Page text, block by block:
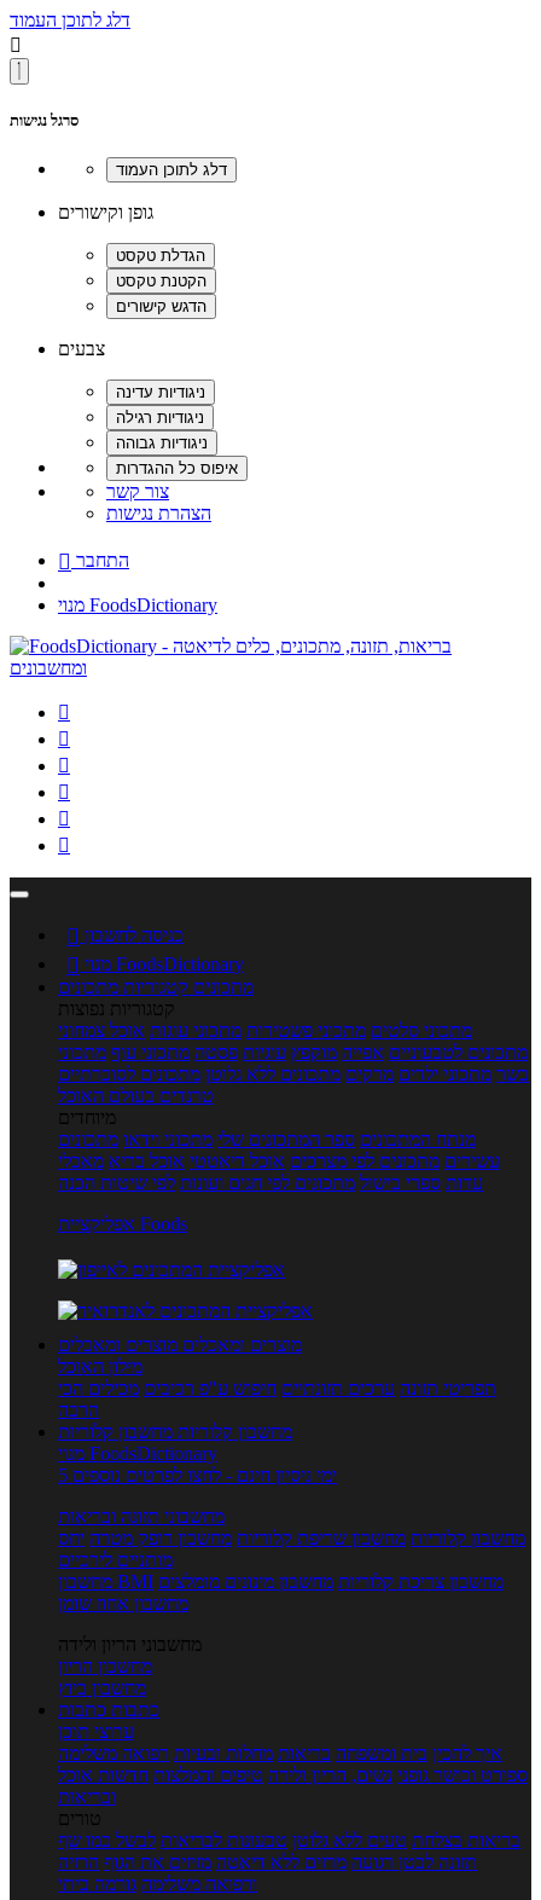
דלג לתוכן העמוד

סרגל נגישות
גופן וקישורים
צבעים
צור קשר
הצהרת נגישות
 התחבר
מנוי FoodsDictionary






 כניסה לחשבון

מנוי FoodsDictionary
מתכונים קטגוריות מתכונים
קטגוריות נפוצות
מתכוני סלטים מתכוני פשטידות מתכוני עוגות אוכל צמחוני
מתכונים לטבעוניים אפייה מוקפץ עוגיות פסטה מתכוני עוף מתכוני
בשר מתכוני ילדים מרקים מתכונים ללא גלוטן מתכונים לסוכרתיים
טרנדים בעולם האוכל
מיוחדים
מנתח המתכונים ספר המתכונים שלי מתכוני וידאו מתכונים
עשירים מתכונים לפי מצרכים אוכל דיאטטי אוכל בריא מאכלי
עדות ספרי בישול מתכונים לפי חגים ועונות לפי שיטות הכנה
אפליקציית Foods
מוצרים ומאכלים מוצרים ומאכלים
מילון האוכל
תפריטי תזונה ערכים תזונתיים חיפוש ע"פ רכיבים מכילים הכי
הרבה
מחשבון קלוריות מחשבון קלוריות
מנוי FoodsDictionary
5 ימי ניסיון חינם - לחצו לפרטים נוספים
מחשבוני תזונה ובריאות
מחשבון קלוריות מחשבון שריפת קלוריות מחשבון דופק מטרה יחס
מותניים לירכיים
מחשבון BMI
מחשבון צריכת קלוריות מחשבון מינונים מומלצים
מחשבון אחוז שומן
מחשבוני הריון ולידה
מחשבון הריון
מחשבון ביוץ
כתבות כתבות
ערוצי תוכן
איך להכין בית ומשפחה בריאות מחלות ובעיות רפואה משלימה
ספורט וכושר גופני נשים, הריון ולידה טיפים והמלצות חדשות אוכל
ובריאות
טורים
בריאות בצלחת טעים ללא גלוטן טבעונות לבריאות לבשל כמו שף
תזונה לבטן רגועה מרזים ללא דיאטה מזיזים את הגוף הרזיה
ורפואה משלימה גורמה ביתי